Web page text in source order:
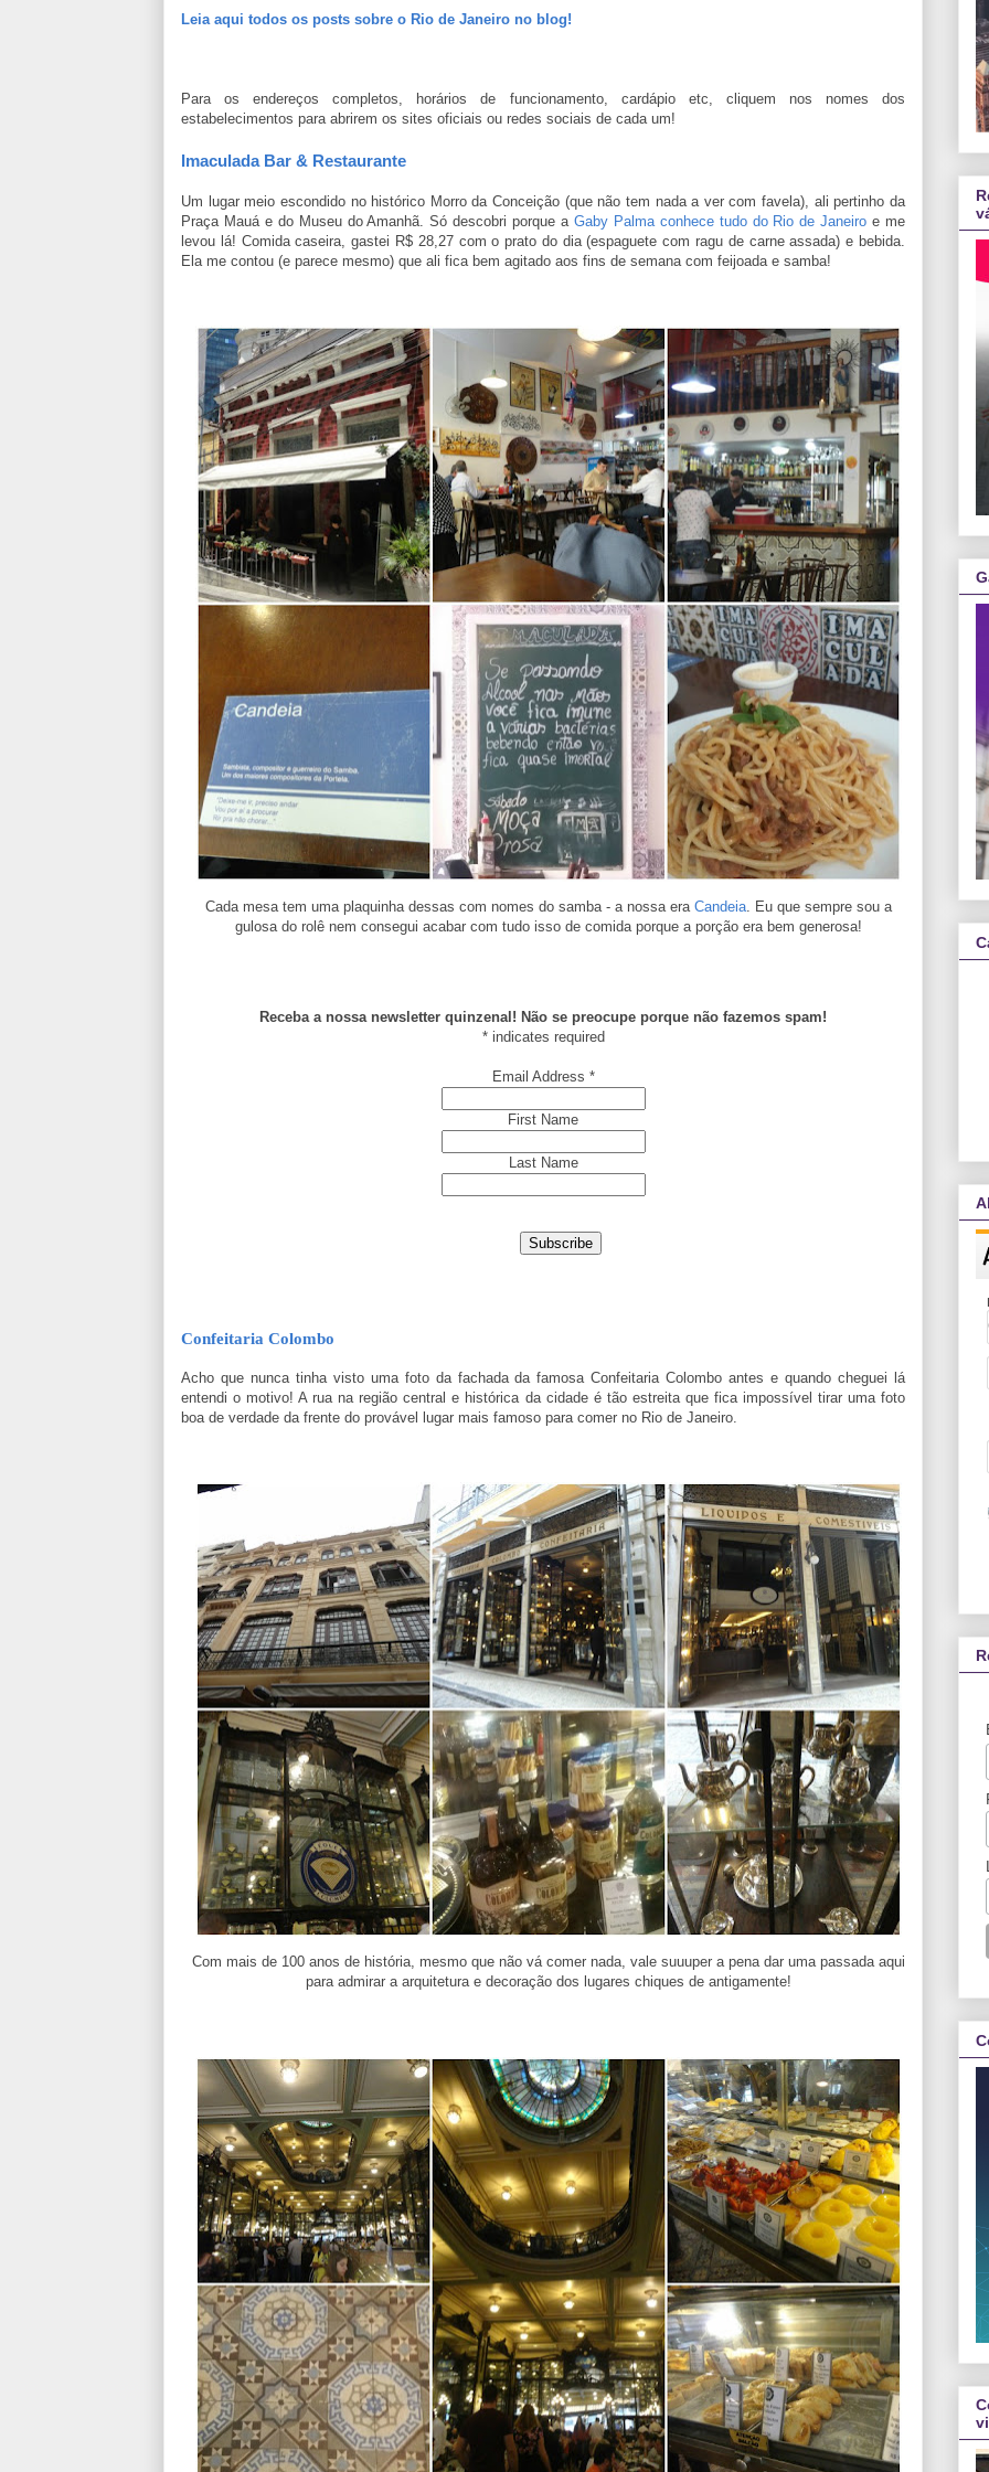
Leia aqui todos os posts sobre o Rio de Janeiro no blog!
Para os endereços completos, horários de funcionamento, cardápio etc, cliquem nos nomes dos
estabelecimentos para abrirem os sites oficiais ou redes sociais de cada um!
Imaculada Bar & Restaurante
Um lugar meio escondido no histórico Morro da Conceição (que não tem nada a ver com favela), ali pertinho da
Praça Mauá e do Museu do Amanhã. Só descobri porque a Gaby Palma conhece tudo do Rio de Janeiro e me
levou lá! Comida caseira, gastei R$ 28,27 com o prato do dia (espaguete com ragu de carne assada) e bebida.
Ela me contou (e parece mesmo) que ali fica bem agitado aos fins de semana com feijoada e samba!
Cada mesa tem uma plaquinha dessas com nomes do samba - a nossa era Candeia . Eu que sempre sou a
gulosa do rolê nem consegui acabar com tudo isso de comida porque a porção era bem generosa!
Receba a nossa newsletter quinzenal! Não se preocupe porque não fazemos spam!
*indicates required
Email Address *
First Name
Last Name
Confeitaria Colombo
Acho que nunca tinha visto uma foto da fachada da famosa Confeitaria Colombo antes e quando cheguei lá
entendi o motivo! A rua na região central e histórica da cidade é tão estreita que fica impossível tirar uma foto
boa de verdade da frente do provável lugar mais famoso para comer no Rio de Janeiro.
Com mais de 100 anos de história, mesmo que não vá comer nada, vale suuuper a pena dar uma passada aqui
para admirar a arquitetura e decoração dos lugares chiques de antigamente!